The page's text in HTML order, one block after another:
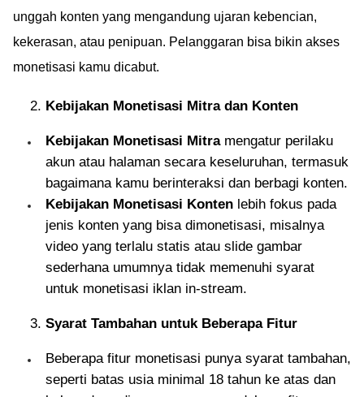
unggah konten yang mengandung ujaran kebencian,
kekerasan, atau penipuan. Pelanggaran bisa bikin akses
monetisasi kamu dicabut.
Kebijakan Monetisasi Mitra dan Konten
Kebijakan Monetisasi Mitramengatur perilaku
akun atau halaman secara keseluruhan, termasuk
bagaimana kamu berinteraksi dan berbagi konten.
Kebijakan Monetisasi Konten lebih fokus pada
jenis konten yang bisa dimonetisasi, misalnya
video yang terlalu statis atau slide gambar
sederhana umumnya tidak memenuhi syarat
untuk monetisasi iklan in-stream.
Syarat Tambahan untuk Beberapa Fitur
Beberapa fitur monetisasi punya syarat tambahan,
seperti batas usia minimal 18 tahun ke atas dan